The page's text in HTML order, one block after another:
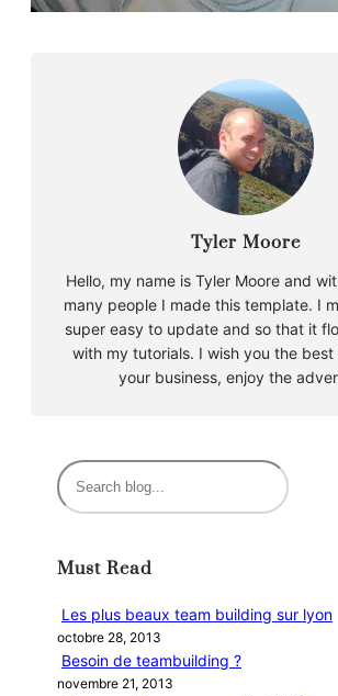
Tyler Moore
Hello, my name is Tyler Moore and
many people I made this template. I
super easy to update and so that it
with my tutorials. I wish you the
your business, enjoy the
R
e
e
c
h
e
Must Read
Les plus beaux team building sur lyon
octobre 28, 2013
Besoin de teambuilding ?
novembre 21, 2013